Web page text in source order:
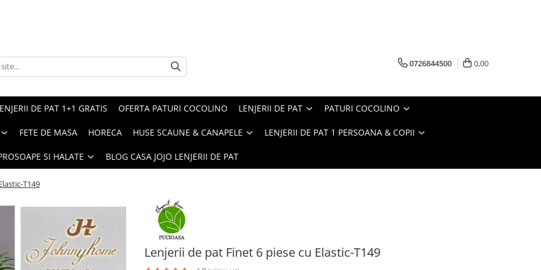
0726844500 0,00
DE PAT 1+1 GRATIS OFERTA PATURI COCOLINO LENJERII DE PAT PATURI COCOLINO
FETE DE MASA HORECA HUSE SCAUNE & CANAPELE LENJERII DE PAT 1 PERSOANA & COPII
SI HALATE BLOG CASA JOJO LENJERII DE PAT
T149
Lenjerii de pat Finet 6 piese cu Elastic-T149